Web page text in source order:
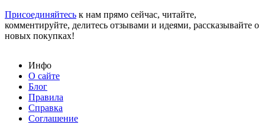
Присоединяйтесь к нам прямо сейчас, читайте,
комментируйте, делитесь отзывами и идеями, рассказывайте о
новых покупках!
Инфо
О сайте
Блог
Правила
Справка
Соглашение